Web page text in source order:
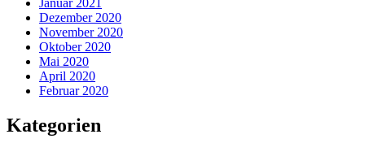
Januar 2021
Dezember 2020
November 2020
Oktober 2020
Mai 2020
April 2020
Februar 2020
Kategorien